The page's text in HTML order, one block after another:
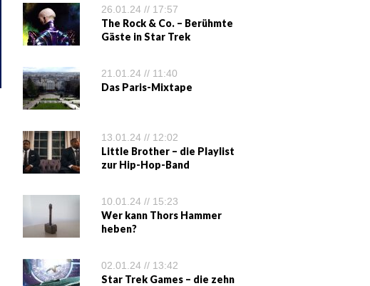
26.01.24 // 17:57
The Rock & Co. – Berühmte
Gäste in Star Trek
21.01.24 // 11:40
Das Paris-Mixtape
13.01.24 // 12:02
Little Brother – die Playlist
zur Hip-Hop-Band
10.01.24 // 15:23
Wer kann Thors Hammer
heben?
02.01.24 // 13:42
Star Trek Games – die zehn